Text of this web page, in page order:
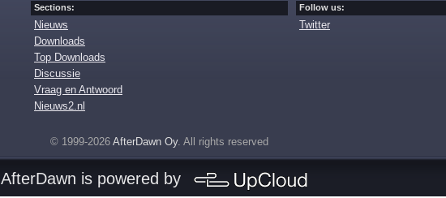
Sections:
Nieuws
Downloads
Top Downloads
Discussie
Vraag en Antwoord
Nieuws2.nl
Follow us:
Twitter
© 1999-2026 AfterDawn Oy. All rights reserved
AfterDawn is powered by